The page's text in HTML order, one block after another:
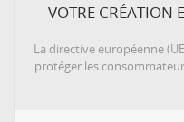
VOTRE CRÉATION
La directive européenne
protéger les